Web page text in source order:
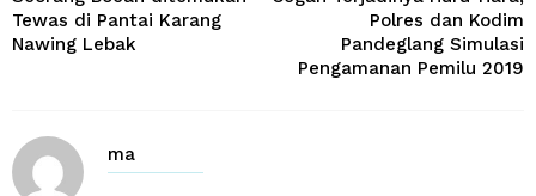
Tewas di Pantai Karang
Nawing Lebak
Polres dan Kodim
Pandeglang Simulasi
Pengamanan Pemilu 2019
ma